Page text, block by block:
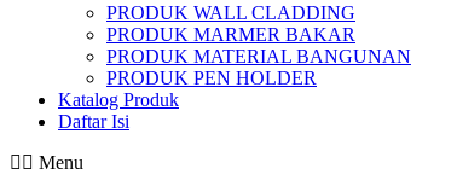
PRODUK WALL CLADDING
PRODUK MARMER BAKAR
PRODUK MATERIAL BANGUNAN
PRODUK PEN HOLDER
Katalog Produk
Daftar Isi
Menu